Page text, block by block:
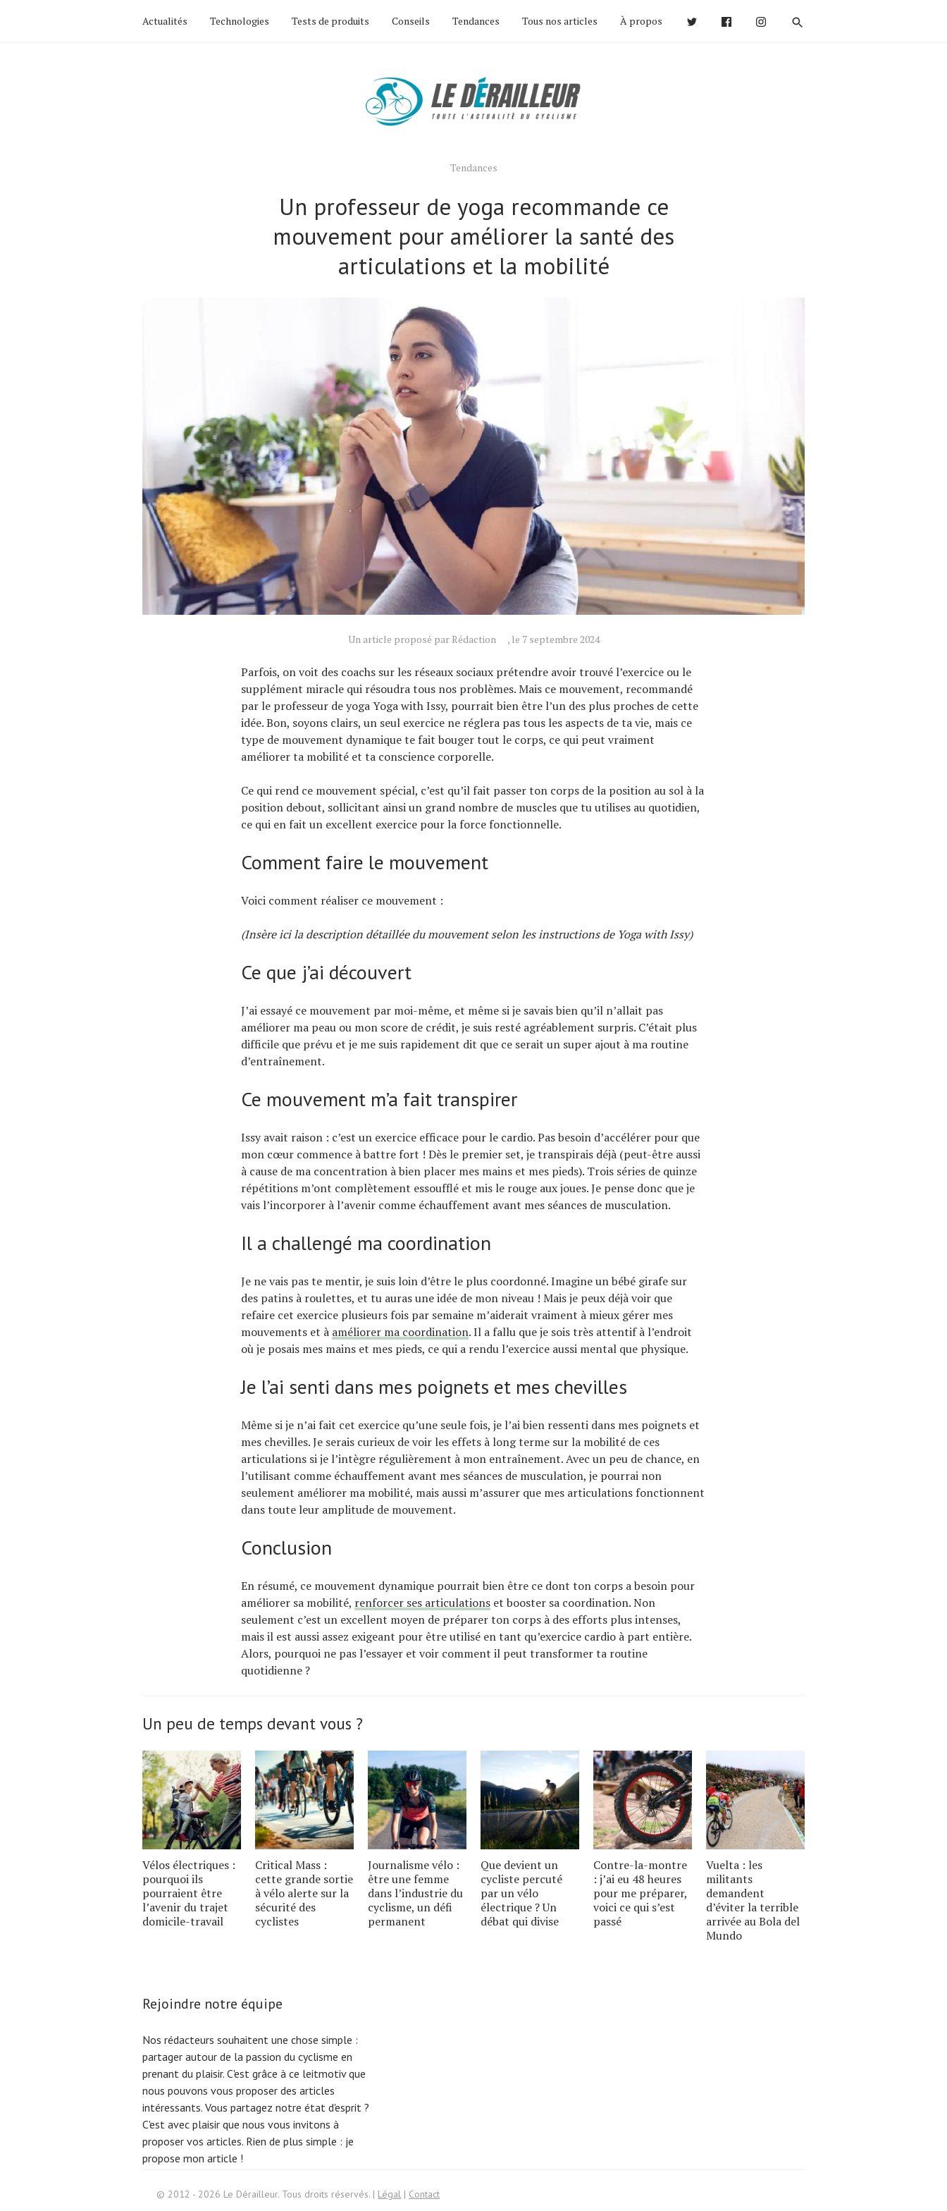
Actualités Technologies Tests de produits Conseils Tendances Tous nos articles À propos
Tendances
Un professeur de yoga recommande ce
mouvement pour améliorer la santé des
articulations et la mobilité
Un article proposé par Rédaction , le 7 septembre 2024
Parfois, on voit des coachs sur les réseaux sociaux prétendre avoir trouvé l’exercice ou le
supplément miracle qui résoudra tous nos problèmes. Mais ce mouvement, recommandé
par le professeur de yoga Yoga with Issy, pourrait bien être l’un des plus proches de cette
idée. Bon, soyons clairs, un seul exercice ne réglera pas tous les aspects de ta vie, mais ce
type de mouvement dynamique te fait bouger tout le corps, ce qui peut vraiment
améliorer ta mobilité et ta conscience corporelle.
Ce qui rend ce mouvement spécial, c’est qu’il fait passer ton corps de la position au sol à la
position debout, sollicitant ainsi un grand nombre de muscles que tu utilises au quotidien,
ce qui en fait un excellent exercice pour la force fonctionnelle.
Comment faire le mouvement
Voici comment réaliser ce mouvement :
(Insère ici la description détaillée du mouvement selon les instructions de Yoga with Issy)
Ce que j’ai découvert
J’ai essayé ce mouvement par moi-même, et même si je savais bien qu’il n’allait pas
améliorer ma peau ou mon score de crédit, je suis resté agréablement surpris. C’était plus
difficile que prévu et je me suis rapidement dit que ce serait un super ajout à ma routine
d’entraînement.
Ce mouvement m’a fait transpirer
Issy avait raison : c’est un exercice efficace pour le cardio. Pas besoin d’accélérer pour que
mon cœur commence à battre fort ! Dès le premier set, je transpirais déjà (peut-être aussi
à cause de ma concentration à bien placer mes mains et mes pieds). Trois séries de quinze
répétitions m’ont complètement essoufflé et mis le rouge aux joues. Je pense donc que je
vais l’incorporer à l’avenir comme échauffement avant mes séances de musculation.
Il a challengé ma coordination
Je ne vais pas te mentir, je suis loin d’être le plus coordonné. Imagine un bébé girafe sur
des patins à roulettes, et tu auras une idée de mon niveau ! Mais je peux déjà voir que
refaire cet exercice plusieurs fois par semaine m’aiderait vraiment à mieux gérer mes
mouvements et à améliorer ma coordination. Il a fallu que je sois très attentif à l’endroit
où je posais mes mains et mes pieds, ce qui a rendu l’exercice aussi mental que physique.
Je l’ai senti dans mes poignets et mes chevilles
Même si je n’ai fait cet exercice qu’une seule fois, je l’ai bien ressenti dans mes poignets et
mes chevilles. Je serais curieux de voir les effets à long terme sur la mobilité de ces
articulations si je l’intègre régulièrement à mon entraînement. Avec un peu de chance, en
l’utilisant comme échauffement avant mes séances de musculation, je pourrai non
seulement améliorer ma mobilité, mais aussi m’assurer que mes articulations fonctionnent
dans toute leur amplitude de mouvement.
Conclusion
En résumé, ce mouvement dynamique pourrait bien être ce dont ton corps a besoin pour
améliorer sa mobilité, renforcer ses articulations et booster sa coordination. Non
seulement c’est un excellent moyen de préparer ton corps à des efforts plus intenses,
mais il est aussi assez exigeant pour être utilisé en tant qu’exercice cardio à part entière.
Alors, pourquoi ne pas l’essayer et voir comment il peut transformer ta routine
quotidienne ?
Un peu de temps devant vous ?
Vélos électriques :
pourquoi ils
pourraient être
l’avenir du trajet
domicile-travail
Critical Mass :
cette grande sortie
à vélo alerte sur la
sécurité des
cyclistes
Journalisme vélo :
être une femme
dans l’industrie du
cyclisme, un défi
permanent
Que devient un
cycliste percuté
par un vélo
électrique ? Un
débat qui divise
Contre-la-montre
: j’ai eu 48 heures
pour me préparer,
voici ce qui s’est
passé
Vuelta : les
militants
demandent
d’éviter la terrible
arrivée au Bola del
Mundo
Rejoindre notre équipe
Nos rédacteurs souhaitent une chose simple :
partager autour de la passion du cyclisme en
prenant du plaisir. C'est grâce à ce leitmotiv que
nous pouvons vous proposer des articles
intéressants. Vous partagez notre état d'esprit ?
C'est avec plaisir que nous vous invitons à
proposer vos articles. Rien de plus simple : je
propose mon article !
© 2012 - 2026 Le Dérailleur. Tous droits réservés. | Légal | Contact